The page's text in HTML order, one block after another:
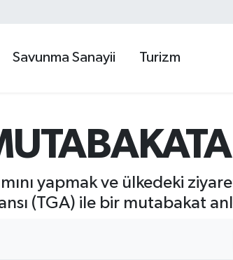
Savunma Sanayii Turizm
yapmak ve ülkedeki
(TGA) ile bir mutabakat